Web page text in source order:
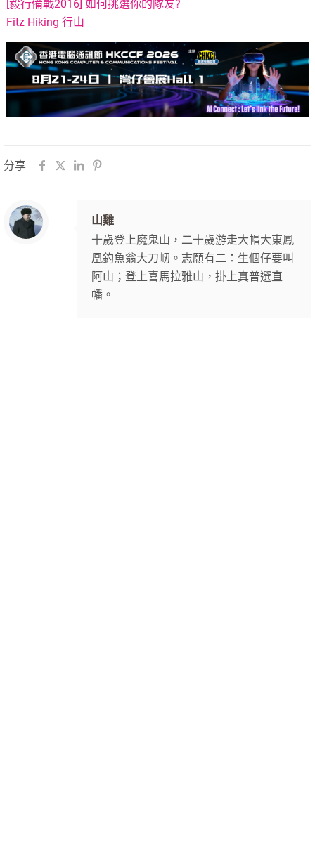
[毅行備戰2016] 如何挑選你的隊友?
Fitz Hiking 行山
分享
山雞
十歲登上魔鬼山，二十歲游走大帽大東鳳
凰釣魚翁大刀屻。志願有二：生個仔要叫
阿山；登上喜馬拉雅山，掛上真普選直
幡。